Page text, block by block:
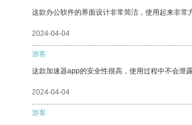
这款办公软件的界面设计非常简洁，使用起来非常
2024-04-04
游客
这款加速器app的安全性很高，使用过程中不会泄
2024-04-04
游客